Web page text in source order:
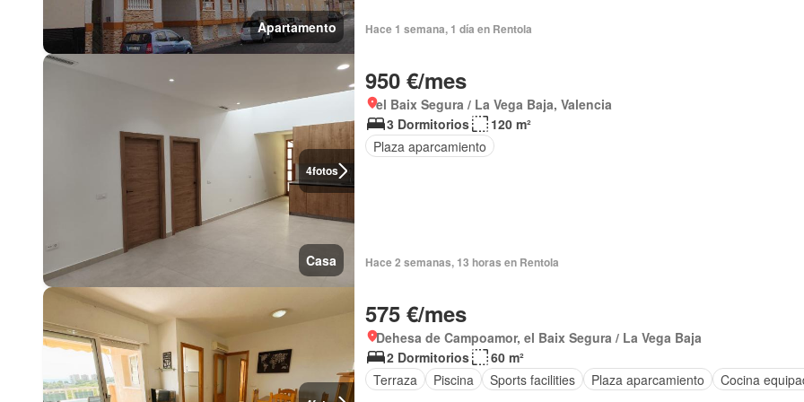
Apartamento Hace 1 semana, 1 día en Rentola
4fotos
Casa
950 €/mes
el Baix Segura / La Vega Baja, Valencia
3 Dormitorios
120 m²
Plaza aparcamiento
Hace 2 semanas, 13 horas en Rentola
575 €/mes
Dehesa de Campoamor, el Baix Segura / La Vega Baja
2 Dormitorios
60 m²
Terraza
Piscina Sports facilities Plaza aparcamiento Cocina